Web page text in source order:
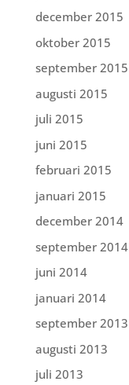
december 2015
oktober 2015
september 2015
augusti 2015
juli 2015
juni 2015
februari 2015
januari 2015
december 2014
september 2014
juni 2014
januari 2014
september 2013
augusti 2013
juli 2013